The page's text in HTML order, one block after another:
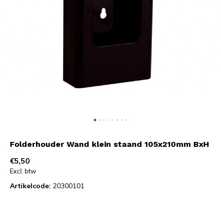
Folderhouder Wand klein staand 105x210mm BxH
€5,50
Excl. btw
Artikelcode: 20300101